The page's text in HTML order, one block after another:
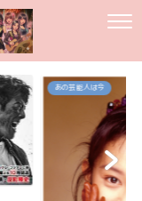
あの芸能人は今